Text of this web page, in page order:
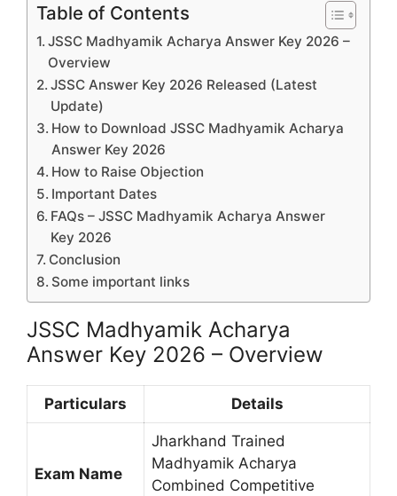
Table of Contents
JSSC Madhyamik Acharya Answer Key 2026 –
Overview
JSSC Answer Key 2026 Released (Latest
Update)
How to Download JSSC Madhyamik Acharya
Answer Key 2026
How to Raise Objection
Important Dates
FAQs – JSSC Madhyamik Acharya Answer
Key 2026
Conclusion
Some important links
JSSC Madhyamik Acharya
Answer Key 2026 – Overview
Particulars Details
Exam Name
Jharkhand Trained
Madhyamik Acharya
Combined Competitive